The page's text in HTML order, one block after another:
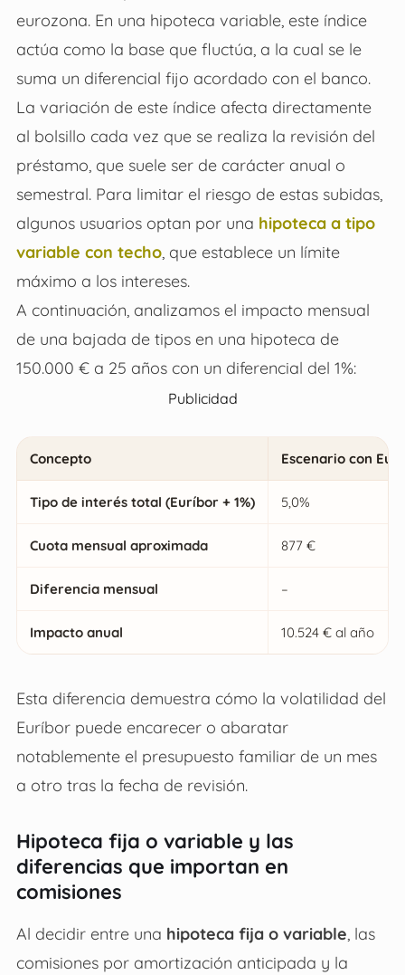
eurozona. En una hipoteca variable, este índice
actúa como la base que fluctúa, a la cual se le
suma un diferencial fijo acordado con el banco.
La variación de este índice afecta directamente
al bolsillo cada vez que se realiza la revisión del
préstamo, que suele ser de carácter anual o
semestral. Para limitar el riesgo de estas subidas,
algunos usuarios optan por una hipoteca a tipo
variable con techo, que establece un límite
máximo a los intereses.
A continuación, analizamos el impacto mensual
de una bajada de tipos en una hipoteca de
150.000 € a 25 años con un diferencial del 1%:
Publicidad
Concepto Escenario con
Tipo de interés total (Euríbor + 1%) 5,0%
Cuota mensual aproximada 877 €
Diferencia mensual –
Impacto anual 10.524 € al año
Esta diferencia demuestra cómo la volatilidad del
Euríbor puede encarecer o abaratar
notablemente el presupuesto familiar de un mes
a otro tras la fecha de revisión.
Hipoteca fija o variable y las
diferencias que importan en
comisiones
Al decidir entre una hipoteca fija o variable , las
comisiones por amortización anticipada y la